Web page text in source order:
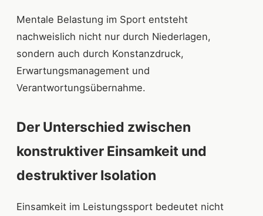
Mentale Belastung im Sport entsteht
nachweislich nicht nur durch Niederlagen,
sondern auch durch Konstanzdruck,
Erwartungsmanagement und
Verantwortungsübernahme.
Der Unterschied zwischen
konstruktiver Einsamkeit und
destruktiver Isolation
Einsamkeit im Leistungssport bedeutet nicht